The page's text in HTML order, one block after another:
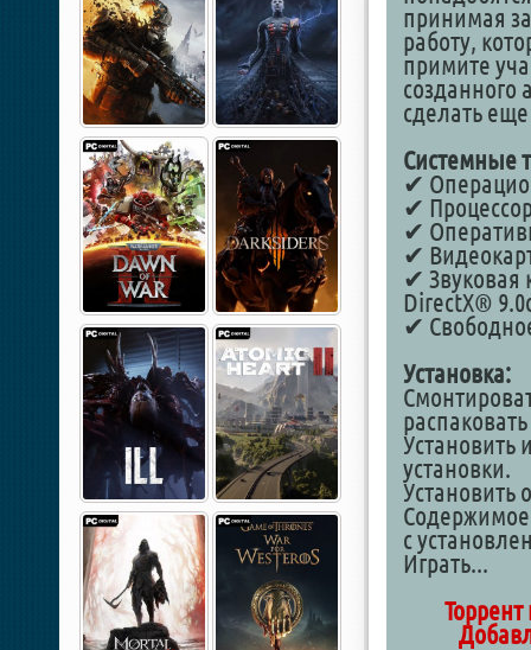
принимая
работу,
примите
созданного
сделать
Системные
✔
✔
✔
✔
✔ Звуковая
DirectX®
✔
Установка:
Установить
установки.
Установить
Содержимое
с
Играть...